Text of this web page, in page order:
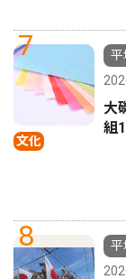
7
文化
平
大
組
8
平